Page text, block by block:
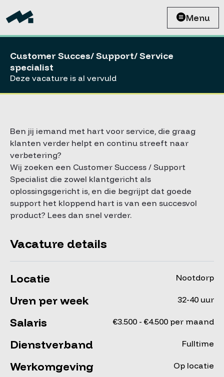
Menu
Customer Succes/ Support/ Service
specialist
Deze vacature is al vervuld
Ben jij iemand met hart voor service, die graag
klanten verder helpt en continu streeft naar
verbetering?
Wij zoeken een Customer Success / Support
Specialist die zowel klantgericht als
oplossingsgericht is, en die begrijpt dat goede
support het kloppend hart is van een succesvol
product? Lees dan snel verder.
Vacature details
Locatie Nootdorp
Uren per week 32-40 uur
Salaris €3.500 - €4.500 per maand
Dienstverband Fulltime
Werkomgeving Op locatie